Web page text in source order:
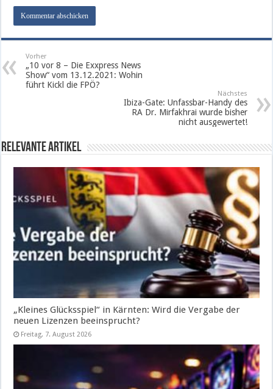
Vorher
„10 vor 8 – Die Exxpress News
Show“ vom 13.12.2021: Wohin
führt Kickl die FPÖ?
Nächstes
Ibiza-Gate: Unfassbar-Handy des
RA Dr. Mirfakhrai wurde bisher
nicht ausgewertet!
Relevante Artikel
„Kleines Glücksspiel“ in Kärnten: Wird die Vergabe der
neuen Lizenzen beeinsprucht?
Freitag, 7. August 2026